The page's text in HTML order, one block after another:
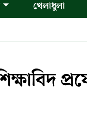
খেলাধুলা